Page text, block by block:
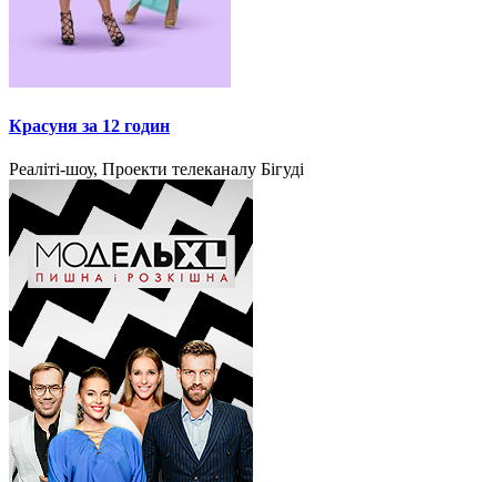
Красуня за 12 годин
Реаліті-шоу, Проекти телеканалу Бігуді